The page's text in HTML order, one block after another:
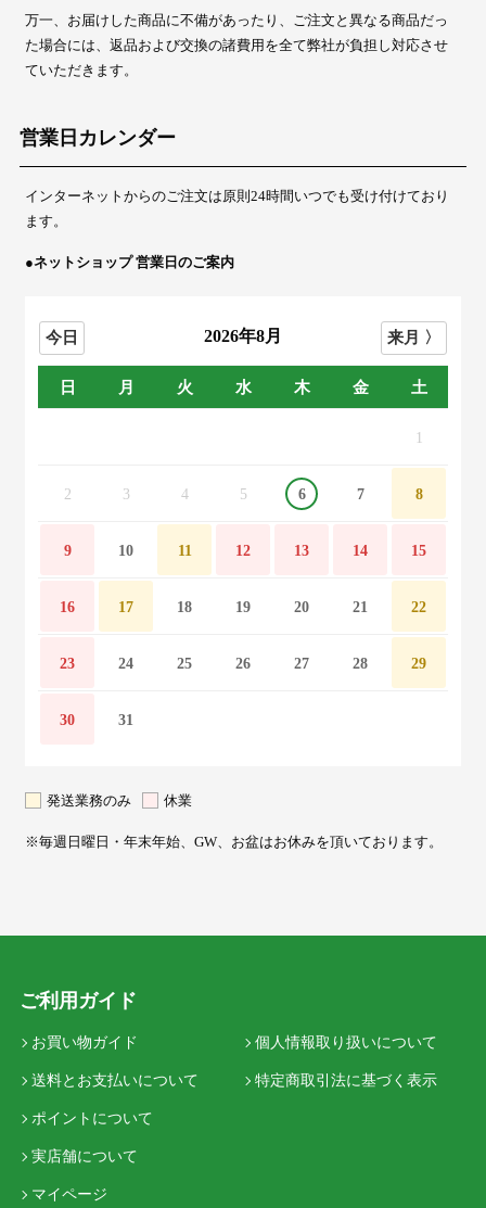
万一、お届けした商品に不備があったり、ご注文と異なる商品だっ
た場合には、返品および交換の諸費用を全て弊社が負担し対応させ
ていただきます。
営業日カレンダー
インターネットからのご注文は原則24時間いつでも受け付けており
ます。
●ネットショップ 営業日のご案内
2026年8月
日 月 火 水 木 金 土
1
2 3 4 5 6 7 8
9 10 11 12 13 14 15
16 17 18 19 20 21 22
23 24 25 26 27 28 29
30 31
発送業務のみ 休業
※毎週日曜日・年末年始、GW、お盆はお休みを頂いております。
ご利用ガイド
お買い物ガイド
送料とお支払いについて
ポイントについて
実店舗について
マイページ
個人情報取り扱いについて
特定商取引法に基づく表示